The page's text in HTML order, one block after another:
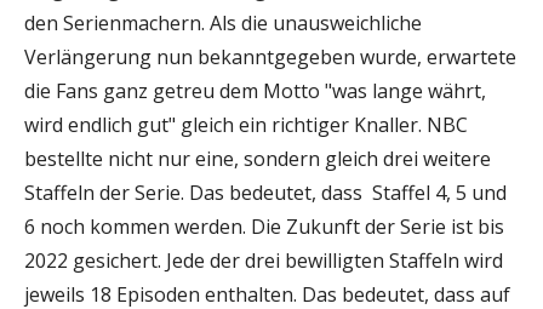
den Serienmachern. Als die unausweichliche
Verlängerung nun bekanntgegeben wurde, erwartete
die Fans ganz getreu dem Motto "was lange währt,
wird endlich gut" gleich ein richtiger Knaller. NBC
bestellte nicht nur eine, sondern gleich drei weitere
Staffeln der Serie. Das bedeutet, dass Staffel 4, 5 und
6 noch kommen werden. Die Zukunft der Serie ist bis
2022 gesichert. Jede der drei bewilligten Staffeln wird
jeweils 18 Episoden enthalten. Das bedeutet, dass auf